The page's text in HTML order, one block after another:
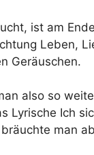
ist am
Leben,
Geräuschen.
also so
Lyrische Ich
man